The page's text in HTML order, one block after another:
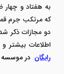
به هفتاد و
که مرتکب جرم
دو مجازات ذکر
اطلاعات بیشتر و
رایگان در موسسه